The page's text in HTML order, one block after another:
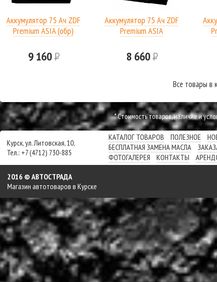
Аккумулятор 75 Ач ZDF
Premium ASIA (обр)
9 160Р
Аккумулятор 75 Ач ZDF
Premium ASIA
8 660Р
Все товары в
* Cтоимость товаров, наличие и
Курск, ул. Литовская, 10,
Тел.: +7 (4712) 730-885
КАТАЛОГ ТОВАРОВ ПОЛЕЗНОЕ
БЕСПЛАТНАЯ ЗАМЕНА МАСЛА
ФОТОГАЛЕРЕЯ
КОНТАКТЫ
2016 © АВТОСТРАДА
Магазин автотоваров в Курске